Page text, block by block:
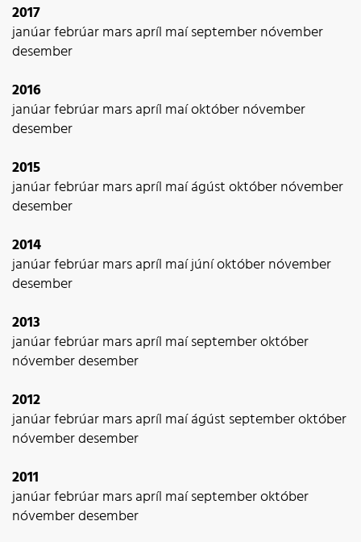
2017
janúarfebrúarmarsapríl maíseptembernóvember
desember
2016
janúarfebrúarmarsapríl maíoktóbernóvember
desember
2015
janúarfebrúarmarsapríl maíágústoktóbernóvember
desember
2014
janúarfebrúarmarsapríl maíjúníoktóbernóvember
desember
2013
janúarfebrúarmarsapríl maíseptemberoktóber
nóvemberdesember
2012
janúarfebrúarmarsapríl maíágúst septemberoktóber
nóvemberdesember
2011
janúarfebrúarmarsapríl maíseptemberoktóber
nóvemberdesember